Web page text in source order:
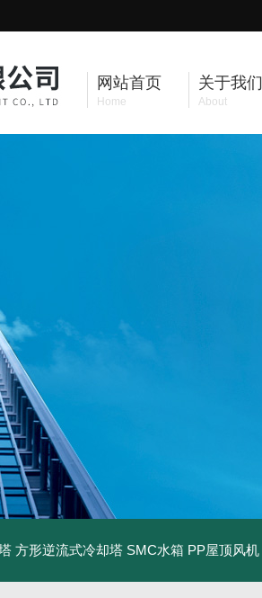
网站首页
Home
关于我们
About
方形逆流式冷却塔 SMC水箱 PP屋顶风机